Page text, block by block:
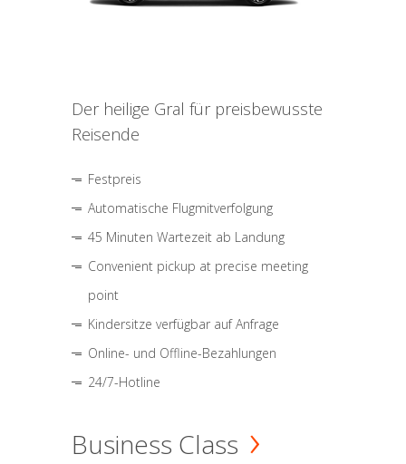
Der heilige Gral für preisbewusste
Reisende
Festpreis
Automatische Flugmitverfolgung
45 Minuten Wartezeit ab Landung
Convenient pickup at precise meeting
point
Kindersitze verfügbar auf Anfrage
Online- und Offline-Bezahlungen
24/7-Hotline
Business Class